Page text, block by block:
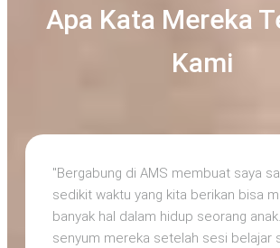
Apa Kata Mereka
Kami
"Bergabung di AMS membuat saya
sedikit waktu yang kita berikan bisa
banyak hal dalam hidup seorang
senyum mereka setelah sesi belajar